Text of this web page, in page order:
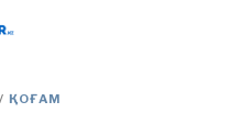
/ ҚОҒАМ